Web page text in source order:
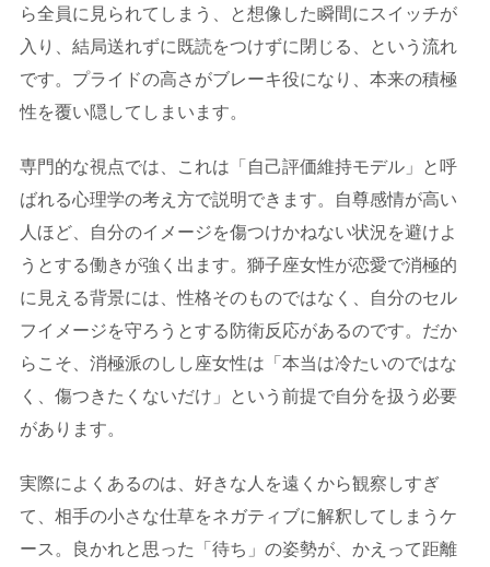
ら全員に見られてしまう、と想像した瞬間にスイッチが
入り、結局送れずに既読をつけずに閉じる、という流れ
です。プライドの高さがブレーキ役になり、本来の積極
性を覆い隠してしまいます。
専門的な視点では、これは「自己評価維持モデル」と呼
ばれる心理学の考え方で説明できます。自尊感情が高い
人ほど、自分のイメージを傷つけかねない状況を避けよ
うとする働きが強く出ます。獅子座女性が恋愛で消極的
に見える背景には、性格そのものではなく、自分のセル
フイメージを守ろうとする防衛反応があるのです。だか
らこそ、消極派のしし座女性は「本当は冷たいのではな
く、傷つきたくないだけ」という前提で自分を扱う必要
があります。
実際によくあるのは、好きな人を遠くから観察しすぎ
て、相手の小さな仕草をネガティブに解釈してしまうケ
ース。良かれと思った「待ち」の姿勢が、かえって距離